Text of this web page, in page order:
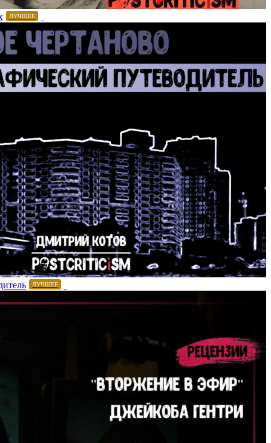
ЛУЧШЕЕ
ЛУЧШЕЕ